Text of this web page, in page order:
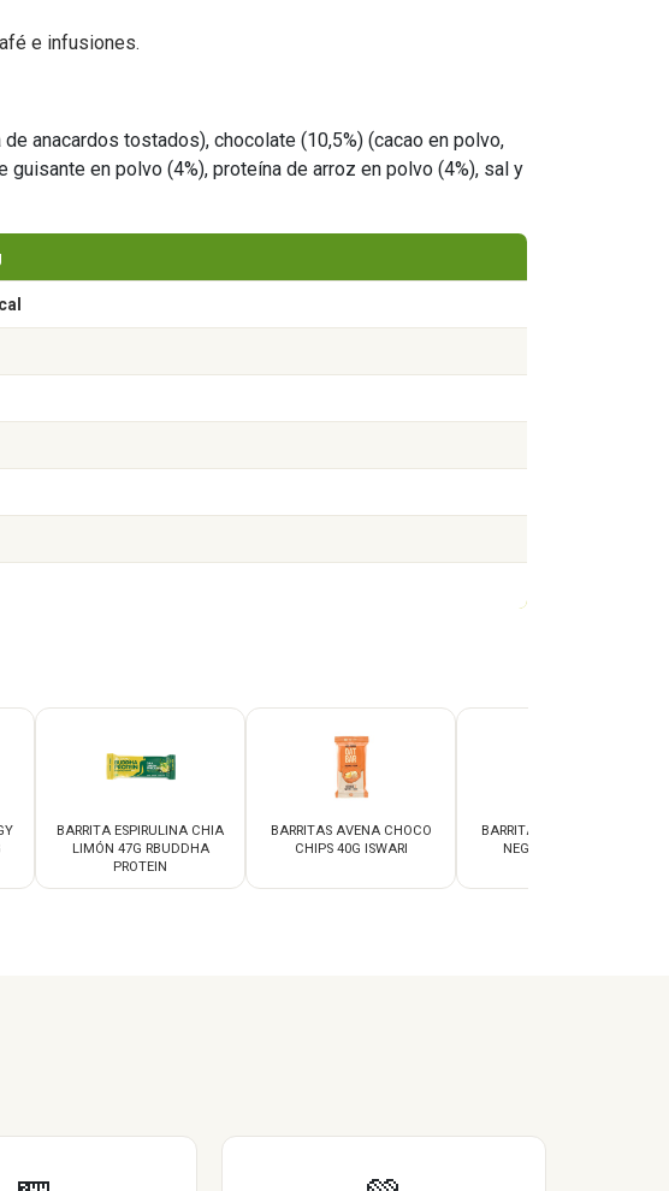
e infusiones.
anacardos tostados), chocolate (10,5%) (cacao en polvo,
en polvo (4%), proteína de arroz en polvo (4%), sal y
BARRITA ESPIRULINA CHIA
LIMÓN 47G RBUDDHA
PROTEIN
BARRITAS AVENA CHOCO
CHIPS 40G ISWARI
BARRITAS AVENA CHOCO
NEGRO 40G ISWARI